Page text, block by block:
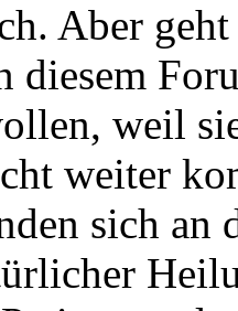
Aber geht
diesem
weil
weiter
sich